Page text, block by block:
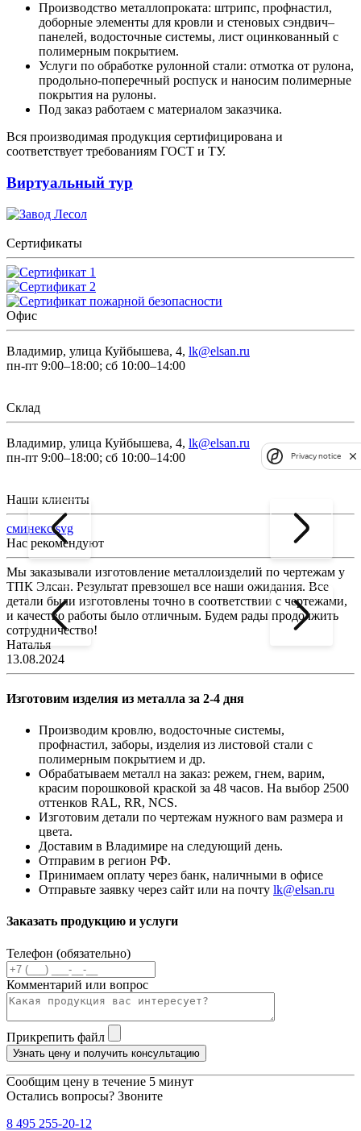
Производство металлопроката: штрипс, профнастил,
доборные элементы для кровли и стеновых сэндвич–
панелей, водосточные системы, лист оцинкованный с
полимерным покрытием.
Услуги по обработке рулонной стали: отмотка от рулона,
продольно-поперечный роспуск и наносим полимерные
покрытия на рулоны.
Под заказ работаем с материалом заказчика.
Вся производимая продукция сертифицирована и
соответствует требованиям ГОСТ и ТУ.
Виртуальный тур
Сертификаты
Офис
Владимир, улица Куйбышева, 4, lk@elsan.ru
пн-пт 9:00–18:00; сб 10:00–14:00
Склад
Владимир, улица Куйбышева, 4, lk@elsan.ru
пн-пт 9:00–18:00; сб 10:00–14:00
Наши клиенты
сминекс.svg
Нас рекомендуют
Мы заказывали изготовление металлоизделий по чертежам у
ТПК Элсан. Результат превзошел все наши ожидания. Все
детали были изготовлены точно в соответствии с чертежами,
и качество работы было отличным. Будем рады продолжить
сотрудничество!
Наталья
13.08.2024
Изготовим изделия из металла за 2-4 дня
Производим кровлю, водосточные системы,
профнастил, заборы, изделия из листовой стали с
полимерным покрытием и др.
Обрабатываем металл на заказ: режем, гнем, варим,
красим порошковой краской за 48 часов. На выбор 2500
оттенков RAL, RR, NCS.
Изготовим детали по чертежам нужного вам размера и
цвета.
Доставим в Владимире на следующий день.
Отправим в регион РФ.
Принимаем оплату через банк, наличными в офисе
Отправьте заявку через сайт или на почту lk@elsan.ru
Заказать продукцию и услуги
Телефон (обязательно)
Комментарий или вопрос
Прикрепить файл
Узнать цену и получить консультацию
Сообщим цену в течение 5 минут
Остались вопросы? Звоните
8 495 255-20-12
Privacy notice